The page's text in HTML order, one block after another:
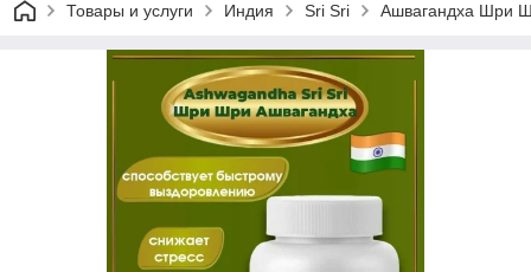
Товары и услуги Индия Sri Sri Ашвагандха Шри